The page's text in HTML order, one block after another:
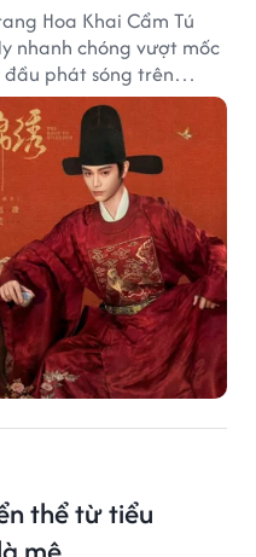
Hoa Khai Cẩm Tú
nhanh chóng vượt mốc
phát sóng trên
thể từ tiểu